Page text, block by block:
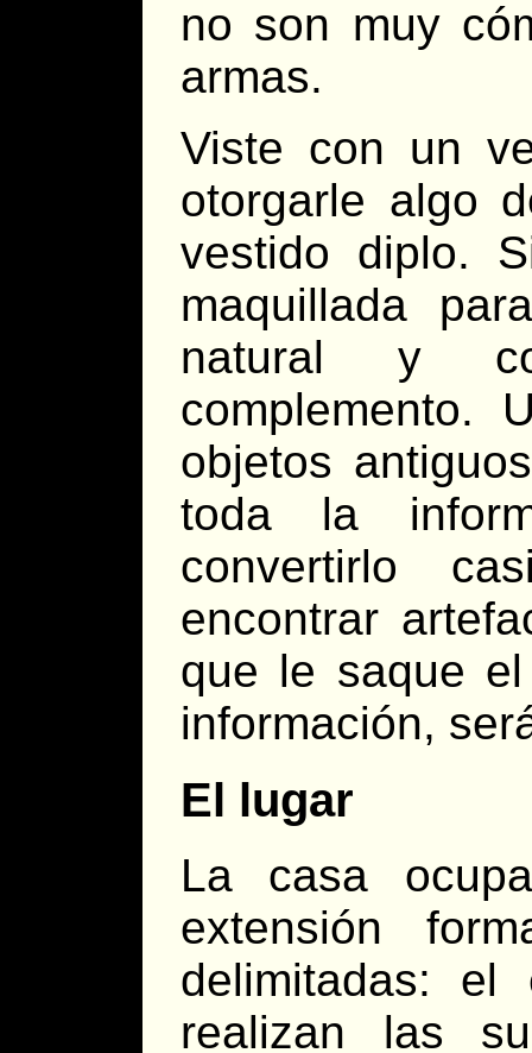
no son muy
armas.
Viste con un
otorgarle algo
vestido diplo.
maquillada
natural y
complemento.
objetos
toda la
convertirlo
encontrar
que le saque
información,
El lugar
La casa
extensión
delimitadas: el
realizan las